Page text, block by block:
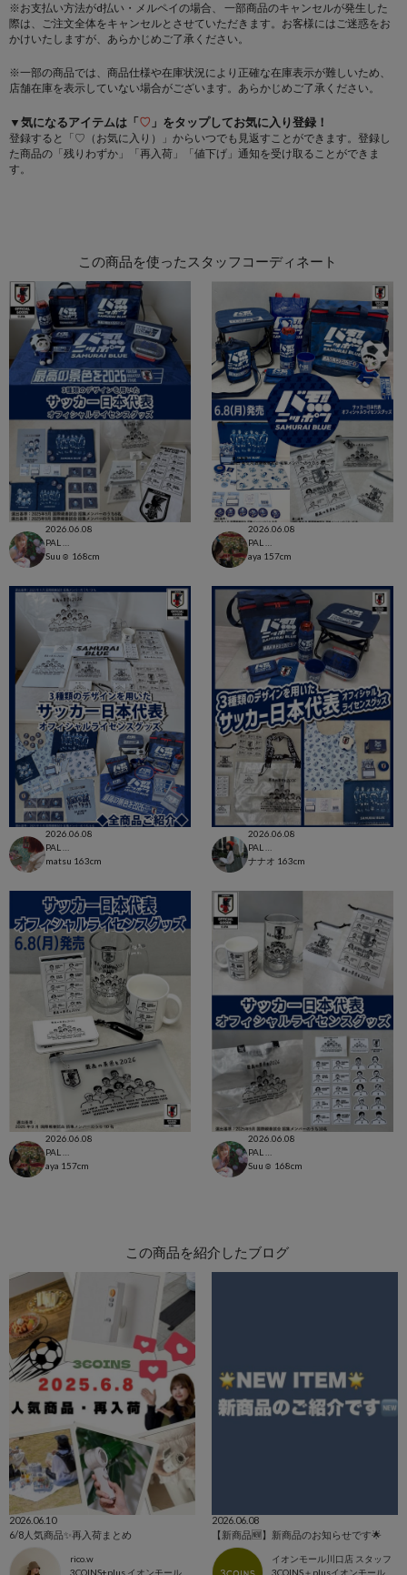
※お支払い方法がd払い・メルペイの場合、 一部商品のキャンセルが発生した
際は、ご注文全体をキャンセルとさせていただきます。お客様にはご迷惑をお
かけいたしますが、あらかじめご了承ください。
※一部の商品では、商品仕様や在庫状況により正確な在庫表示が難しいため、
店舗在庫を表示していない場合がございます。あらかじめご了承ください。
▼気になるアイテムは「♡ 」をタップしてお気に入り登録！
登録すると「♡（お気に入り）」からいつでも見返すことができます。登録し
た商品の「残りわずか」「再入荷」「値下げ」通知を受け取ることができま
す。
この商品を使ったスタッフコーディネート
2026.06.08
Suu☺︎ 168cm
2026.06.08
aya 157cm
2026.06.08
matsu 163cm
2026.06.08
ナナオ 163cm
2026.06.08
aya 157cm
2026.06.08
Suu☺︎ 168cm
この商品を紹介したブログ
2026.06.10
6/8人気商品✨再入荷まとめ
rico.w
3COINS+plus イオンモール日吉津店
2026.06.08
【新商品🆕】新商品のお知らせです🌟
イオンモール川口店 スタッフ